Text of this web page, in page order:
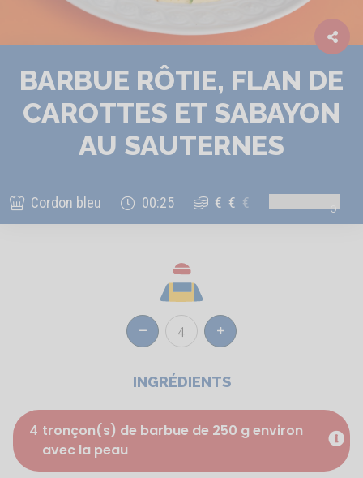
BARBUE RÔTIE, FLAN DE
CAROTTES ET SABAYON
AU SAUTERNES
Cordon bleu 00:25 € € € 0
Réduire 4 Augmenter
INGRÉDIENTS
4 tronçon(s) de barbue de 250 g environ
avec la peau